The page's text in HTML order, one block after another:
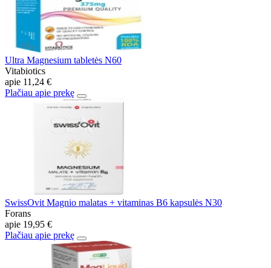
Ultra Magnesium tabletės N60
Vitabiotics
apie 11,24 €
Plačiau apie prekę
SwissOvit Magnio malatas + vitaminas B6 kapsulės N30
Forans
apie 19,95 €
Plačiau apie prekę